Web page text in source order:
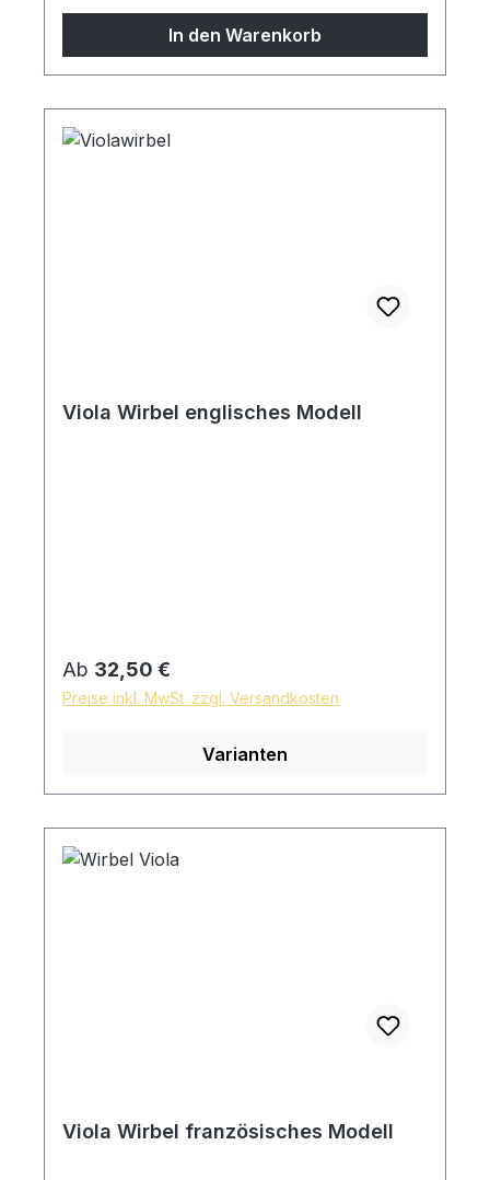
In den Warenkorb
Viola Wirbel englisches Modell
Regulärer Preis:
Ab 32,50 €
Preise inkl. MwSt. zzgl. Versandkosten
Varianten
Viola Wirbel französisches Modell